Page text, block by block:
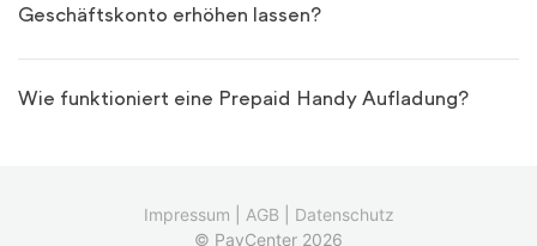
Geschäftskonto erhöhen lassen?
Wie funktioniert eine Prepaid Handy Aufladung?
Impressum AGB
Datenschutz
© PayCenter 2026